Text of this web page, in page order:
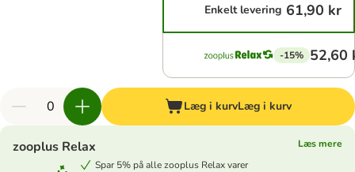
Enkelt levering 61,90 kr
-15% 52,60
Læg i kurvLæg i kurv
zooplus Relax
Læs mere
Spar 5% på alle zooplus Relax varer